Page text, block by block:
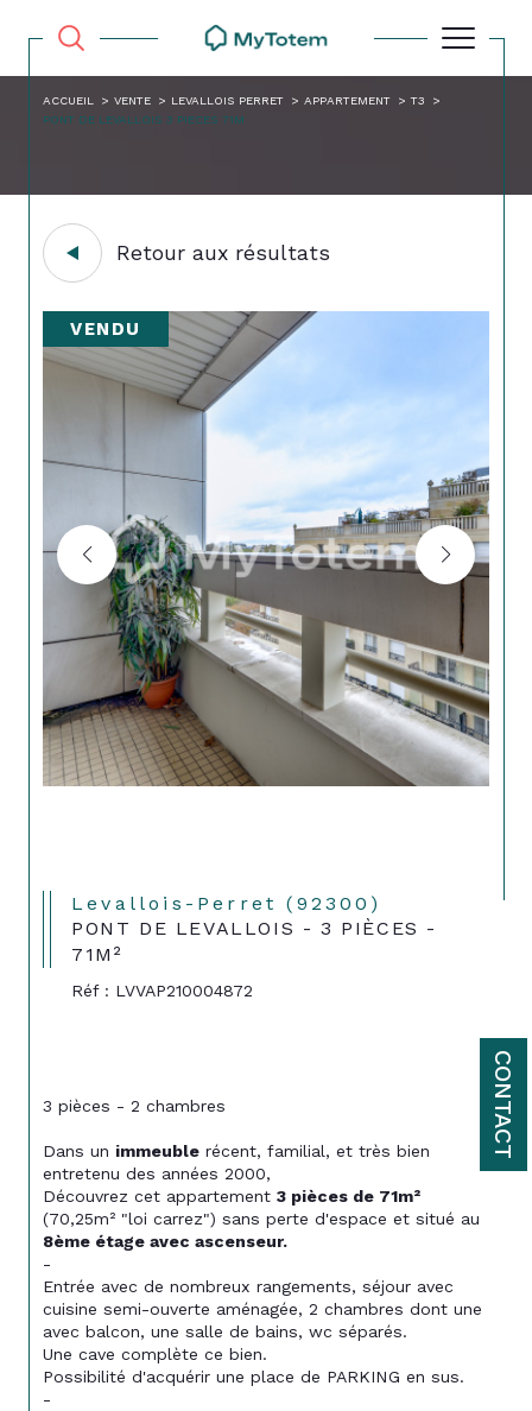
CONTACT
ACCUEIL VENTE LEVALLOIS PERRET APPARTEMENT
T3
PONT DE LEVALLOIS 3 PIECES 71M
Retour aux résultats
VENDU
Levallois-Perret (92300)
PONT DE LEVALLOIS - 3 PIÈCES -
71M²
Réf : LVVAP210004872
3 pièces - 2 chambres
Dans un immeuble récent, familial, et très bien
entretenu des années 2000,
Découvrez cet appartement 3 pièces de 71m²
(70,25m² "loi carrez") sans perte d'espace et situé au
8ème étage avec ascenseur.
-
Entrée avec de nombreux rangements, séjour avec
cuisine semi-ouverte aménagée, 2 chambres dont une
avec balcon, une salle de bains, wc séparés.
Une cave complète ce bien.
Possibilité d'acquérir une place de PARKING en sus.
-